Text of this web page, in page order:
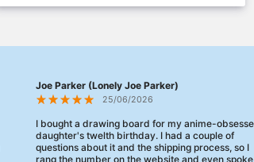
Joe Parker (Lonely Joe Parker)
25/06/2026
I bought a drawing board for my anime-
daughter's twelth birthday. I had a couple of
questions about it and the shipping process, so I
rang the number on the website and even